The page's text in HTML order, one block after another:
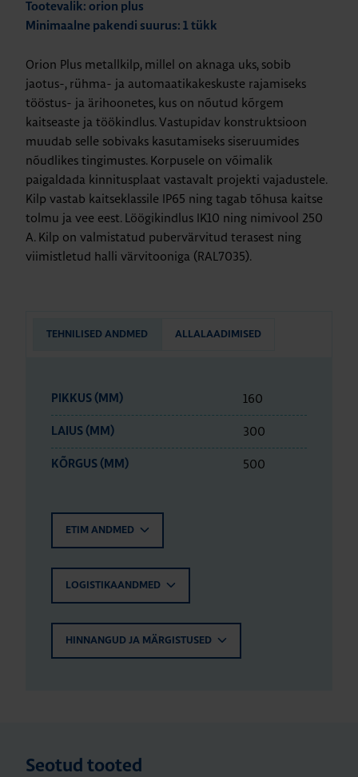
Tootevalik: orion plus
Minimaalne pakendi suurus: 1 tükk
Orion Plus metallkilp, millel on aknaga uks, sobib
jaotus-, rühma- ja automaatikakeskuste rajamiseks
tööstus- ja ärihoonetes, kus on nõutud kõrgem
kaitseaste ja töökindlus. Vastupidav konstruktsioon
muudab selle sobivaks kasutamiseks siseruumides
nõudlikes tingimustes. Korpusele on võimalik
paigaldada kinnitusplaat vastavalt projekti vajadustele.
Kilp vastab kaitseklassile IP65 ning tagab tõhusa kaitse
tolmu ja vee eest. Löögikindlus IK10 ning nimivool 250
A. Kilp on valmistatud pubervärvitud terasest ning
viimistletud halli värvitooniga (RAL7035).
TEHNILISED ANDMED ALLALAADIMISED
PIKKUS (MM) 160
LAIUS (MM) 300
KÕRGUS (MM) 500
ETIM ANDMED
LOGISTIKAANDMED
HINNANGUD JA MÄRGISTUSED
Seotud tooted